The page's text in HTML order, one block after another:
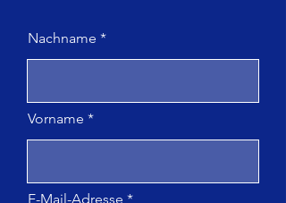
Nachname
Vorname
E-Mail-Adresse